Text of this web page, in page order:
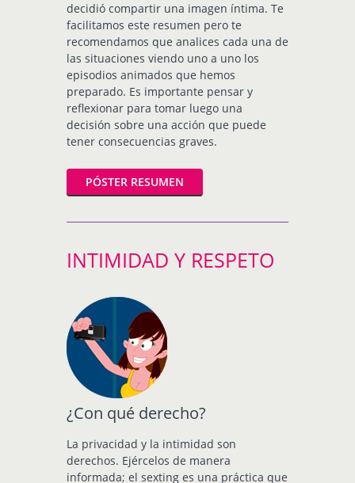
decidió compartir una imagen íntima. Te
facilitamos este resumen pero te
recomendamos que analices cada una de
las situaciones viendo uno a uno los
episodios animados que hemos
preparado. Es importante pensar y
reflexionar para tomar luego una
decisión sobre una acción que puede
tener consecuencias graves.
PÓSTER RESUMEN
INTIMIDAD Y RESPETO
¿Con qué derecho?
La privacidad y la intimidad son
derechos. Ejércelos de manera
informada; el sexting es una práctica que